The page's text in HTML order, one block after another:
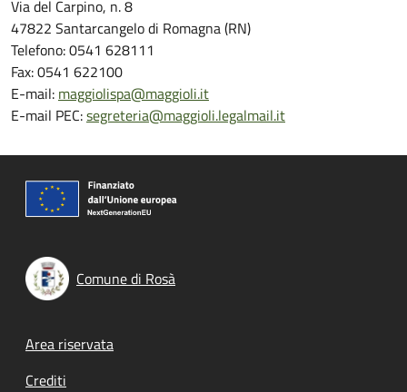
Via del Carpino, n. 8
47822 Santarcangelo di Romagna (RN)
Telefono: 0541 628111
Fax: 0541 622100
E-mail: maggiolispa@maggioli.it
E-mail PEC:segreteria@maggioli.legalmail.it
Comune di Rosà
Footer menu
Area riservata
Crediti